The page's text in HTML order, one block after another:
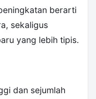
berarti
sekaligus
yang lebih tipis.
dan sejumlah